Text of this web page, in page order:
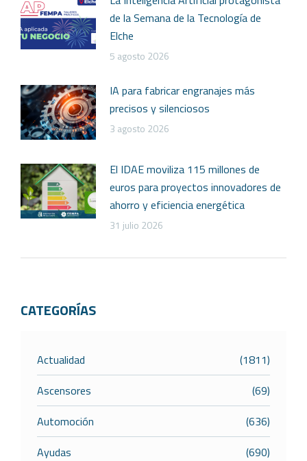
de la Semana de la Tecnología de
Elche
5 agosto 2026
IA para fabricar engranajes más
precisos y silenciosos
3 agosto 2026
El IDAE moviliza 115 millones de
euros para proyectos innovadores de
ahorro y eficiencia energética
31 julio 2026
CATEGORÍAS
Actualidad
(1811)
Ascensores
(69)
Automoción
(636)
Ayudas
(690)